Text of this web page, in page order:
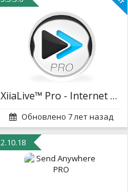
XiiaLive™ Pro - Internet Radio
Обновлено 7 лет назад
2.10.18